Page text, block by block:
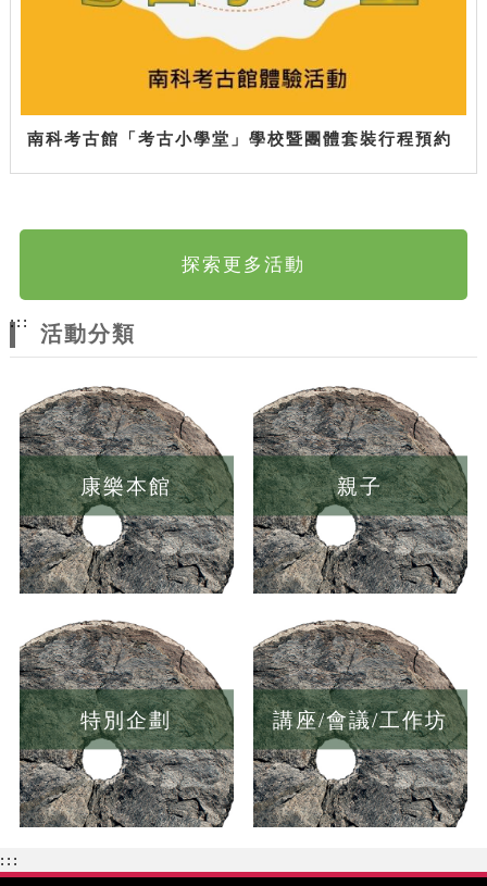
南科考古館「考古小學堂」學校暨團體套裝行程預約
探索更多活動
:::
活動分類
康樂本館 親子
特別企劃 講座/會議/工作坊
:::